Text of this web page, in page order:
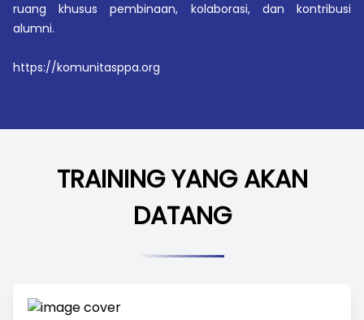
ruang khusus pembinaan, kolaborasi, dan kontribusi
alumni.
https://komunitasppa.org
TRAINING YANG AKAN
DATANG